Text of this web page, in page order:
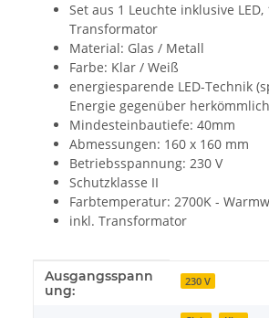
Set aus 1 Leuchte inklusive LED,
Transformator
Material: Glas / Metall
Farbe: Klar / Weiß
energiesparende LED-Technik
Energie gegenüber
Mindesteinbautiefe: 40mm
Abmessungen: 160 x 160 mm
Betriebsspannung: 230 V
Schutzklasse II
Farbtemperatur: 2700K -
inkl. Transformator
Produkteigenschaft
Wert
Ausgangsspann
ung:
230 V